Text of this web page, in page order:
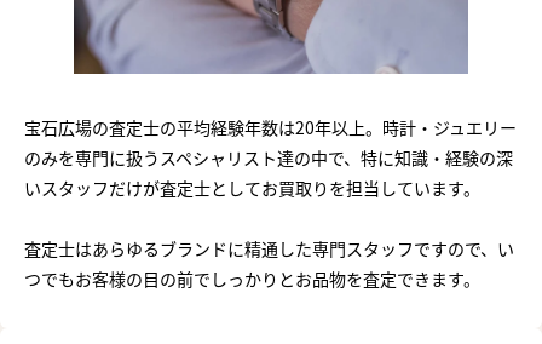
宝石広場の査定士の平均経験年数は20年以上。時計・ジュエリー
のみを専門に扱うスペシャリスト達の中で、特に知識・経験の深
いスタッフだけが査定士としてお買取りを担当しています。
査定士はあらゆるブランドに精通した専門スタッフですので、い
つでもお客様の目の前でしっかりとお品物を査定できます。